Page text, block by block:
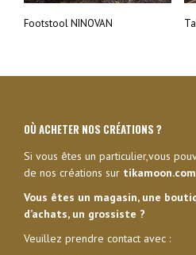
Footstool NINOVAN
OÙ ACHETER NOS CRÉATIONS ?
Si vous êtes un particulier,vous
de nos créations sur tikamoon.com
Vous êtes un magasin, une
d’achats, un grossiste ?
Veuillez prendre contact avec :